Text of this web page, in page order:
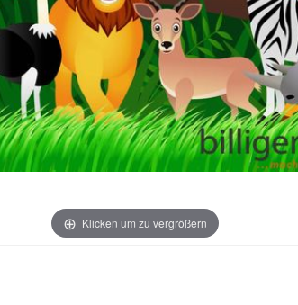
Klicken um zu vergrößern